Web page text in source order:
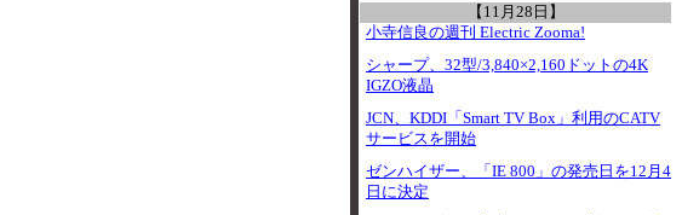
【11月28日】
小寺信良の週刊 Electric Zooma!
シャープ、32型/3,840×2,160ドットの4K
IGZO液晶
JCN、KDDI「Smart TV Box」利用のCATV
サービスを開始
ゼンハイザー、「IE 800」の発売日を12月4
日に決定